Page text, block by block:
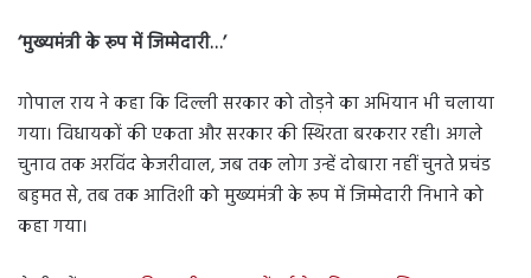
‘मुख्यमंत्री के रूप में जिम्मेदारी…’
गोपाल राय ने कहा कि दिल्ली सरकार को तोड़ने का अभियान भी चलाया
गया। विधायकों की एकता और सरकार की स्थिरता बरकरार रही। अगले
चुनाव तक अरविंद केजरीवाल, जब तक लोग उन्हें दोबारा नहीं चुनते प्रचंड
बहुमत से, तब तक आतिशी को मुख्यमंत्री के रूप में जिम्मेदारी निभाने को
कहा गया।